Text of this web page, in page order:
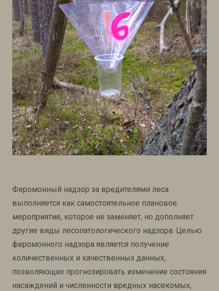
Феромонный надзор за вредителями леса
выполняется как самостоятельное плановое
мероприятие, которое не заменяет, но дополняет
другие виды лесопатологического надзора. Целью
феромонного надзора является получение
количественных и качественных данных,
позволяющих прогнозировать изменение состояния
насаждений и численности вредных насекомых,